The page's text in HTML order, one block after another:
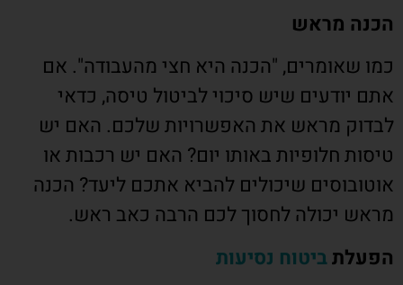
הכנה מראש
כמו שאומרים, "הכנה היא חצי מהעבודה". אם
אתם יודעים שיש סיכוי לביטול טיסה, כדאי
לבדוק מראש את האפשרויות שלכם. האם יש
טיסות חלופיות באותו יום? האם יש רכבות או
אוטובוסים שיכולים להביא אתכם ליעד? הכנה
מראש יכולה לחסוך לכם הרבה כאב ראש.
הפעלתביטוח נסיעות